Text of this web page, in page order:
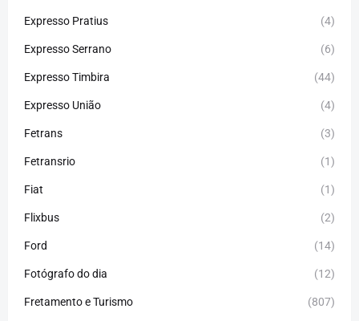
Expresso Pratius (4)
Expresso Serrano (6)
Expresso Timbira (44)
Expresso União (4)
Fetrans (3)
Fetransrio (1)
Fiat (1)
Flixbus (2)
Ford (14)
Fotógrafo do dia (12)
Fretamento e Turismo (807)